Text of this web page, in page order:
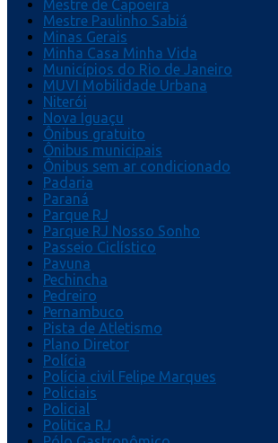
Mestre de Capoeira
Mestre Paulinho Sabiá
Minas Gerais
Minha Casa Minha Vida
Municípios do Rio de Janeiro
MUVI Mobilidade Urbana
Niterói
Nova Iguaçu
Ônibus gratuito
Ônibus municipais
Ônibus sem ar condicionado
Padaria
Paraná
Parque RJ
Parque RJ Nosso Sonho
Passeio Ciclístico
Pavuna
Pechincha
Pedreiro
Pernambuco
Pista de Atletismo
Plano Diretor
Polícia
Polícia civil Felipe Marques
Policiais
Policial
Politica RJ